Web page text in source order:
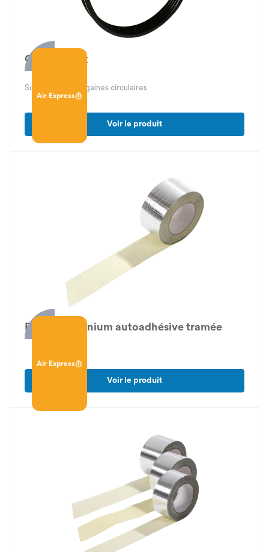
Air Express
Collier spifix
Supportage des gaines circulaires
Voir le produit
Air Express
Bande aluminium autoadhésive tramée
Voir le produit